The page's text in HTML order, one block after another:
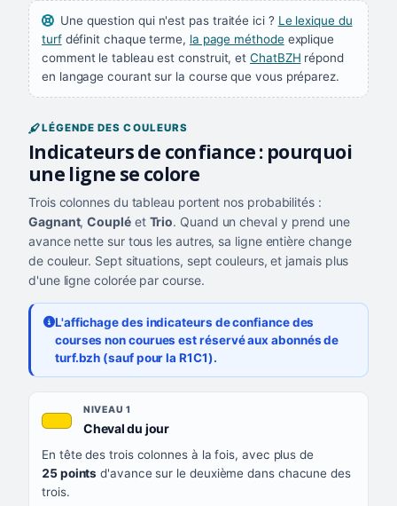
Une question qui n'est pas traitée ici ? Le lexique du
turfdéfinit chaque terme, la page méthodeexplique
comment le tableau est construit, etChatBZH répond
en langage courant sur la course que vous préparez.
LÉGENDE DES COULEURS
Indicateurs de confiance : pourquoi
une ligne se colore
Trois colonnes du tableau portent nos probabilités :
Gagnant,Coupléet Trio. Quand un cheval y prend une
avance nette sur tous les autres, sa ligne entière change
de couleur. Sept situations, sept couleurs, et jamais plus
d'une ligne colorée par course.
L'affichage des indicateurs de confiance des
courses non courues est réservé aux abonnés de
turf.bzh (sauf pour la R1C1).
QUAND LA LIGNE PREND CETTE COULEUR
CE QUE CELA VOUS DIT
NIVEAU 1
Cheval du jour, couleur jaune or
En tête des trois colonnes à la fois, avec plus de
25 points d'avance sur le deuxième dans chacune des
trois.